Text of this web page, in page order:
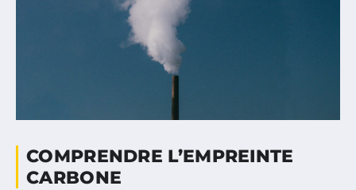
COMPRENDRE L’EMPREINTE
CARBONE